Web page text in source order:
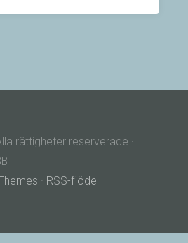
rättigheter reserverade ·
· RSS-flöde